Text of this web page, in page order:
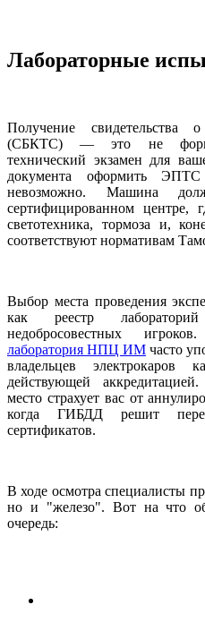
Лабораторные
Получение свидетельства
(СБКТС) — это не
технический экзамен для
документа оформить
невозможно. Машина
сертифицированном центре,
светотехника, тормоза и,
соответствуют нормативам
Выбор места проведения
как реестр
недобросовестных
лаборатория НПЦ ИМ часто
владельцев
действующей
место страхует вас от
когда ГИБДД решит
сертификатов.
В ходе осмотра специалисты
но и "железо". Вот на что
очередь: